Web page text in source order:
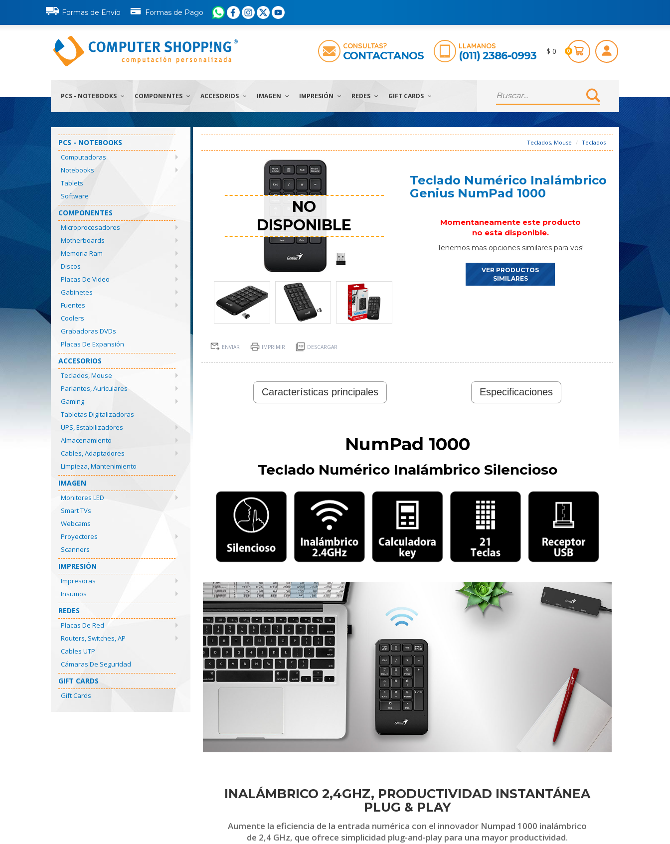
Formas de Envío Formas de Pago
$ 0 0
CONSULTAS?
CONTACTANOS
LLAMANOS
(011) 2386-0993
PCS - NOTEBOOKS COMPONENTES ACCESORIOS IMAGEN IMPRESIÓN REDES GIFT CARDS
PCS - NOTEBOOKS
Computadoras
Notebooks
Tablets
Software
COMPONENTES
Microprocesadores
Motherboards
Memoria Ram
Discos
Placas De Video
Gabinetes
Fuentes
Coolers
Grabadoras DVDs
Placas De Expansión
ACCESORIOS
Teclados, Mouse
Parlantes, Auriculares
Gaming
Tabletas Digitalizadoras
UPS, Estabilizadores
Almacenamiento
Cables, Adaptadores
Limpieza, Mantenimiento
IMAGEN
Monitores LED
Smart TVs
Webcams
Proyectores
Scanners
IMPRESIÓN
Impresoras
Insumos
REDES
Placas De Red
Routers, Switches, AP
Cables UTP
Cámaras De Seguridad
GIFT CARDS
Gift Cards
Teclados, Mouse Teclados
NO
DISPONIBLE
Teclado Numérico Inalámbrico
Genius NumPad 1000
Momentaneamente este producto
no esta disponible.
Tenemos mas opciones similares para vos!
VER PRODUCTOS
SIMILARES
ENVIAR IMPRIMIR DESCARGAR
Características principales Especificaciones
NumPad 1000
Teclado Numérico Inalámbrico Silencioso
INALÁMBRICO 2,4GHZ, PRODUCTIVIDAD INSTANTÁNEA
PLUG & PLAY
Aumente la eficiencia de la entrada numérica con el innovador Numpad 1000 inalámbrico
de 2,4 GHz, que ofrece simplicidad plug-and-play para una mayor productividad.